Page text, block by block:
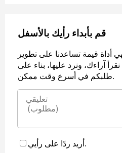
قم بأبداء رأيك بالأسفل
أداة قيمة تساعدنا على تطوير
آراءك، ونرد عليها، بناء على
طلبكم في أسرع وقت ممكن.
أريد ردًا على رأيي.